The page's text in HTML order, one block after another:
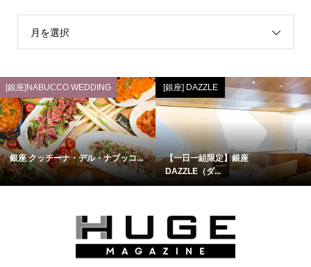
月を選択
[銀座]NABUCCO WEDDING
銀座 クッチーナ・デル・ナブッコ...
[銀座] DAZZLE
【一日一組限定】銀座
DAZZLE（ダ...